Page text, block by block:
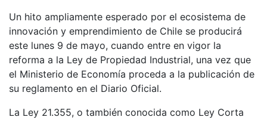
Un hito ampliamente esperado por el ecosistema de
innovación y emprendimiento de Chile se producirá
este lunes 9 de mayo, cuando entre en vigor la
reforma a la Ley de Propiedad Industrial, una vez que
el Ministerio de Economía proceda a la publicación de
su reglamento en el Diario Oficial.
La Ley 21.355, o también conocida como Ley Corta